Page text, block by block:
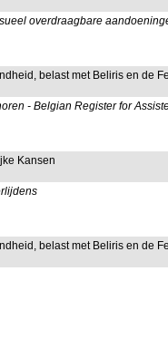
overdraagbare
belast met Beliris en de
- Belgian Register for
Kansen
belast met Beliris en de